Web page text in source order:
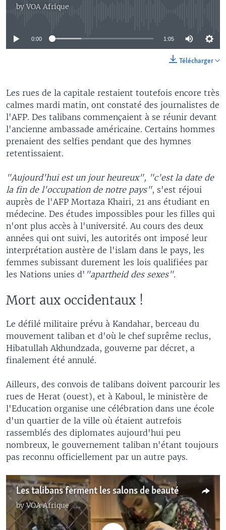
byVOA Afrique
No media source currently available
0:00 1:05
Télécharger
Les rues de la capitale restaient toutefois encore très
calmes mardi matin, ont constaté des journalistes de
l'AFP. Des talibans commençaient à se réunir devant
l'ancienne ambassade américaine. Certains hommes
prenaient des selfies pendant que des hymnes
retentissaient.
"Aujourd'hui est un jour heureux", "c'est la date de
la fin de l'occupation de notre pays", s'est réjoui
auprès de l'AFP Mortaza Khairi, 21 ans étudiant en
médecine. Des études impossibles pour les filles qui
n'ont plus accès à l'université. Au cours des deux
années qui ont suivi, les autorités ont imposé leur
interprétation austère de l'islam dans le pays, les
femmes subissant durement les lois qualifiées par
les Nations unies d' "apartheid des sexes".
Mort aux occidentaux !
Le défilé militaire prévu à Kandahar, berceau du
mouvement taliban et d'où le chef suprême reclus,
Hibatullah Akhundzada, gouverne par décret, a
finalement été annulé.
Ailleurs, des convois de talibans doivent parcourir les
rues de Herat (ouest), et à Kaboul, le ministère de
l'Education organise une célébration dans une école
d'un quartier de la ville où étaient autrefois
rassemblés des diplomates aujourd'hui peu
nombreux, le gouvernement taliban n'étant toujours
pas reconnu officiellement par un autre pays.
Les talibans ferment les salons de beauté
byVOA Afrique